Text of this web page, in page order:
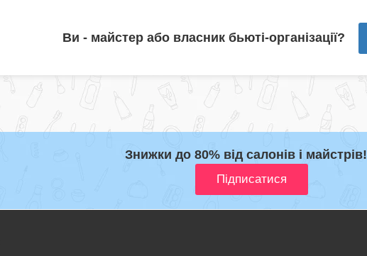
Ви - майстер або власник бьюті-організації?
Знижки до 80% від салонів і майстрів!